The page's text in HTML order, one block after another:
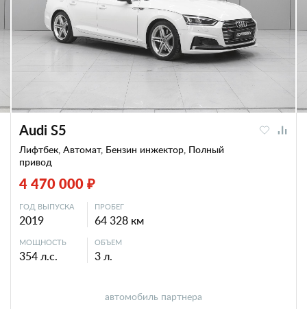
Audi S5
Лифтбек, Автомат, Бензин инжектор, Полный
привод
4 470 000 ₽
ГОД ВЫПУСКА
2019
ПРОБЕГ
64 328 км
МОЩНОСТЬ
354 л.с.
ОБЪЕМ
3 л.
автомобиль партнера